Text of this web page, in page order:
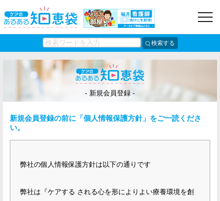
検索する
- 新規会員登録 -
新規会員登録の前に「個人情報保護方針」をご一読くださ
い。
弊社の個人情報保護方針は以下の通りです
弊社は『ケアする される心を形によりよい療養環境を創